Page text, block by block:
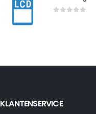
KLANTENSERVICE